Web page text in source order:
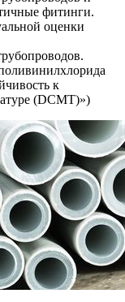
фитинги.
оценки
к
(DCMT)»)